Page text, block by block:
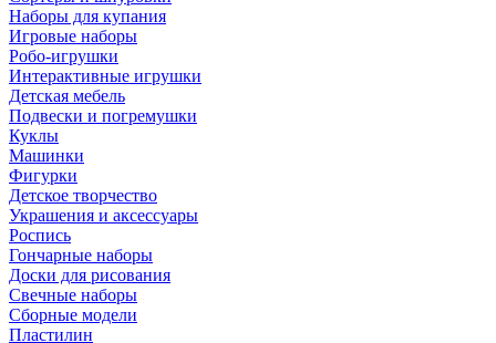
Наборы для купания
Игровые наборы
Робо-игрушки
Интерактивные игрушки
Детская мебель
Подвески и погремушки
Куклы
Машинки
Фигурки
Детское творчество
Украшения и аксессуары
Роспись
Гончарные наборы
Доски для рисования
Свечные наборы
Сборные модели
Пластилин